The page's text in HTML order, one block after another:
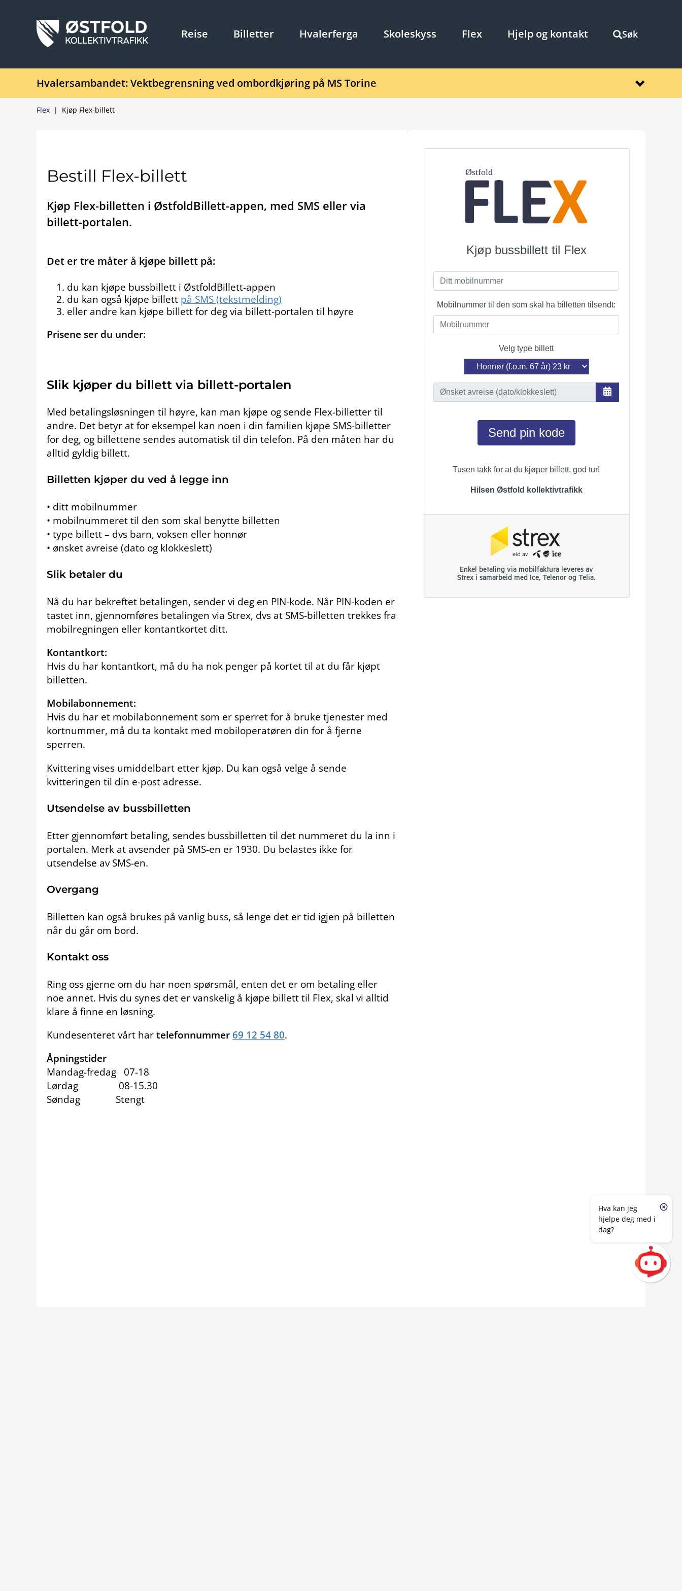
Hva kan jeg
hjelpe deg med i
dag?
Reise Billetter Hvalerferga Skoleskyss Flex Hjelp og kontakt Søk
Hvalersambandet: Vektbegrensning ved ombordkjøring på MS Torine
Kjøp Flex-billett
|
Flex
Bestill Flex-billett
Kjøp Flex-billetten i ØstfoldBillett-appen, med SMS eller via
billett-portalen.
Det er tre måter å kjøpe billett på:
du kan kjøpe bussbillett i ØstfoldBillett-appen
du kan også kjøpe billett på SMS (tekstmelding)
eller andre kan kjøpe billett for deg via billett-portalen til høyre
Prisene ser du under:
Slik kjøper du billett via billett-portalen
Med betalingsløsningen til høyre, kan man kjøpe og sende Flex-billetter til
andre. Det betyr at for eksempel kan noen i din familien kjøpe SMS-billetter
for deg, og billettene sendes automatisk til din telefon. På den måten har du
alltid gyldig billett.
Billetten kjøper du ved å legge inn
• ditt mobilnummer
• mobilnummeret til den som skal benytte billetten
• type billett – dvs barn, voksen eller honnør
• ønsket avreise (dato og klokkeslett)
Slik betaler du
Nå du har bekreftet betalingen, sender vi deg en PIN-kode. Når PIN-koden er
tastet inn, gjennomføres betalingen via Strex, dvs at SMS-billetten trekkes fra
mobilregningen eller kontantkortet ditt.
Kontantkort:
Hvis du har kontantkort, må du ha nok penger på kortet til at du får kjøpt
billetten.
Mobilabonnement:
Hvis du har et mobilabonnement som er sperret for å bruke tjenester med
kortnummer, må du ta kontakt med mobiloperatøren din for å fjerne
sperren.
Kvittering vises umiddelbart etter kjøp. Du kan også velge å sende
kvitteringen til din e-post adresse.
Utsendelse av bussbilletten
Etter gjennomført betaling, sendes bussbilletten til det nummeret du la inn i
portalen. Merk at avsender på SMS-en er 1930. Du belastes ikke for
utsendelse av SMS-en.
Overgang
Billetten kan også brukes på vanlig buss, så lenge det er tid igjen på billetten
når du går om bord.
Kontakt oss
Ring oss gjerne om du har noen spørsmål, enten det er om betaling eller
noe annet. Hvis du synes det er vanskelig å kjøpe billett til Flex, skal vi alltid
klare å finne en løsning.
Kundesenteret vårt hartelefonnummer 69 12 54 80.
Åpningstider
Mandag-fredag 07-18
Lørdag 08-15.30
Søndag Stengt